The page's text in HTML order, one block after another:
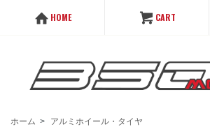
HOME CART
ホーム > アルミホイール・タイヤ